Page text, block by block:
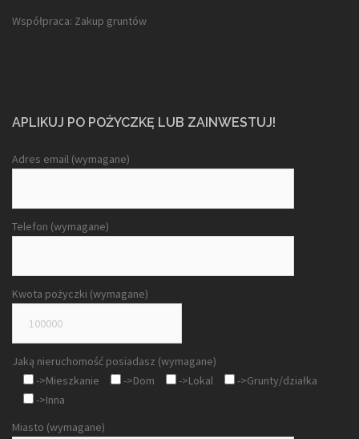
Współpraca: Zakup gruntów
APLIKUJ PO POŻYCZKĘ LUB ZAINWESTUJ!
Adres email (wymagane)
Telefon (wymagane)
Kwota pożyczki (wymagane)
Jaką nieruchomość posiadasz (wymagane)
->Mieszkanie
->Dom ->Lokal
->Grunty/działka
->Inna
Miasto (wymagane)